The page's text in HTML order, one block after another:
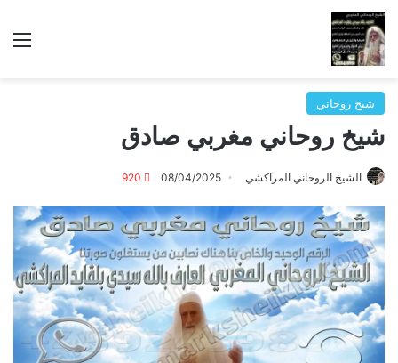
شيخ روحاني
شيخ روحاني مغربي صادق
الشيخ الروحاني المراكشي 08/04/2025
920